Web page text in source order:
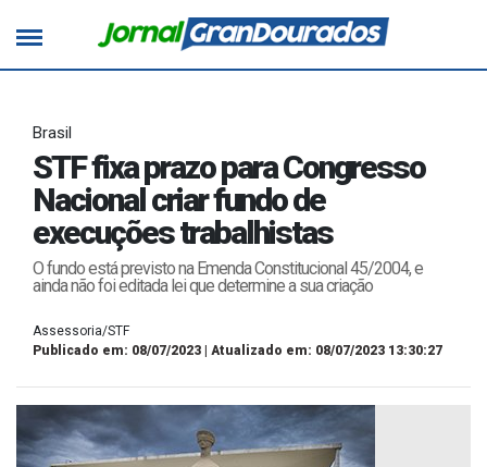
Brasil
STF fixa prazo para Congresso
Nacional criar fundo de
execuções trabalhistas
O fundo está previsto na Emenda Constitucional 45/2004, e
ainda não foi editada lei que determine a sua criação
Assessoria/STF
Publicado em: 08/07/2023 | Atualizado em: 08/07/2023 13:30:27